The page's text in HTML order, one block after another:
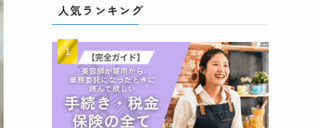
人気ランキング